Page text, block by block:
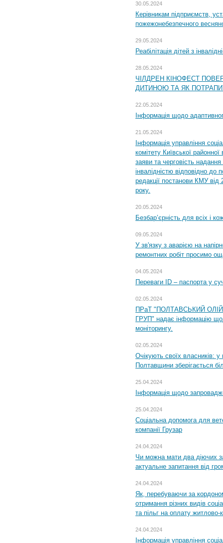
30.05.2024
Керівникам підприємств,
пожежонебезпечного
29.05.2024
Реабілітація дітей з
28.05.2024
ЧІЛДРЕН КІНОФЕСТ
ДИТИНОЮ ТА ЯК
22.05.2024
Інформація щодо
21.05.2024
Інформація управління
комітету Київської
заяви та черговість надання
інвалідністю відповідно
редакції постанови КМУ від
року.
20.05.2024
Безбар’єрність для всіх і
09.05.2024
У зв'язку з аварією на
ремонтних робіт просимо
04.05.2024
Переваги ID – паспорта у
02.05.2024
ПРаТ "ПОЛТАВСЬКИЙ
ГРУП" надає інформацію
моніторингу.
02.05.2024
Очікують своїх власників: у
Полтавщини зберігається
25.04.2024
Інформація щодо
25.04.2024
Соціальна допомога для
компанії Грузар
24.04.2024
Чи можна мати два діючих
актуальне запитання від
24.04.2024
Як, перебуваючи за
отримання різних видів
та пільг на оплату
24.04.2024
Інформація управління